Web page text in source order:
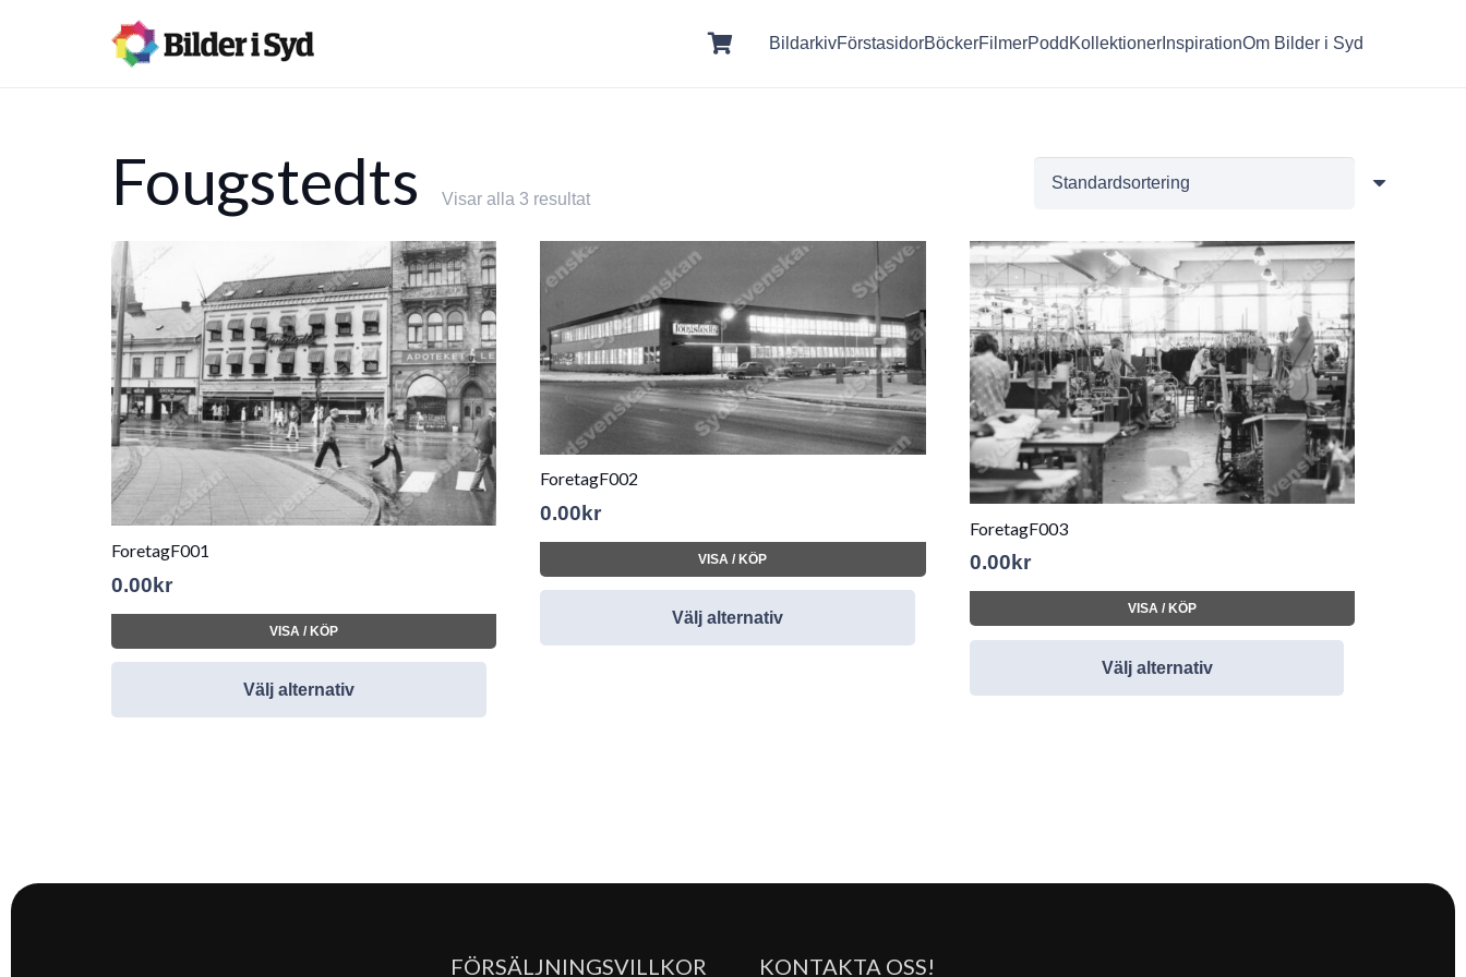
BildarkivFörstasidorBöckerFilmerPodd Kollektioner InspirationOm Bilder i Syd
Fougstedts Visar alla 3 resultat
ForetagF001
0.00kr
VISA / KÖP
Välj alternativ
ForetagF002
0.00 kr
VISA / KÖP
Välj alternativ
ForetagF003
0.00 kr
VISA / KÖP
Välj alternativ
FÖRSÄLJNINGSVILLKOR KONTAKTA OSS!